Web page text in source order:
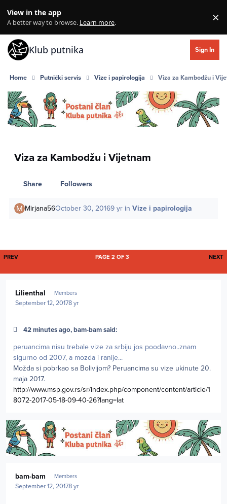
View in the app
A better way to browse. Learn more. ×
Klub putnika Sign In
Home Putnički servis Vize i papirologija Viza za Kambodžu i
Viza za Kambodžu i Vijetnam
Share Followers
Mirjana56October 30, 20169 yr inVize i papirologija
FIRST PAGE
PREV NEXT
PAGE 2 OF 3
Lilienthal Members
September 12, 20178 yr
42 minutes ago, bam-bam said:
peruancima nisu trebale vize za srbiju jos poodavno..znam
sigurno od 2007, a mozda i ranije...
Možda si pobrkao sa Bolivijom? Peruancima su vize ukinute 20.
maja 2017.
http://www.msp.gov.rs/sr/index.php/component/content/article/1
8072-2017-05-18-09-40-26?lang=lat
bam-bam Members
September 12, 20178 yr